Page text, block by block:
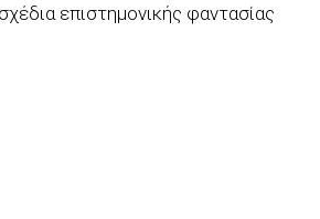
επιστημονικής φαντασίας